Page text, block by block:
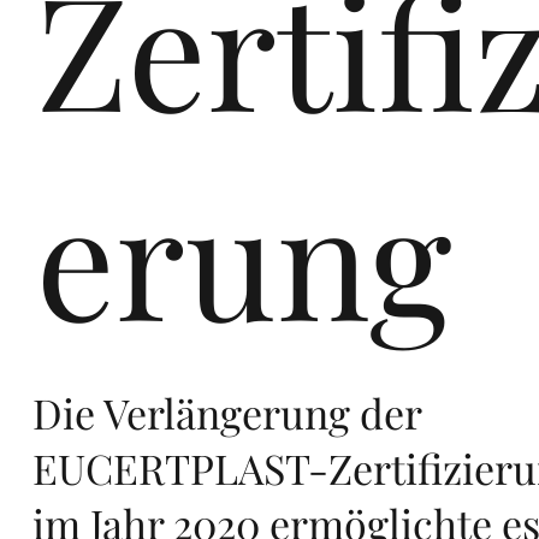
erung
Die Verlängerung der
EUCERTPLAST-
im Jahr 2020 ermöglichte es
me
in